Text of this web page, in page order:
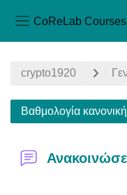
CoReLab Courses
crypto1920
Βαθμολογία